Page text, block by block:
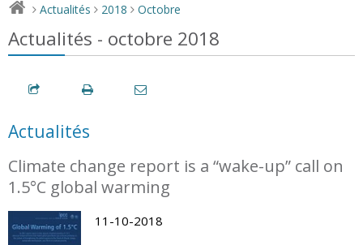
> Actualités > 2018 > Octobre
Actualités - octobre 2018
Actualités
Climate change report is a “wake-up” call on
1.5°C global warming
11-10-2018